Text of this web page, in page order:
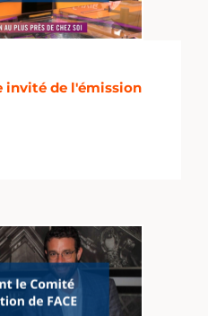
invité de l'émission